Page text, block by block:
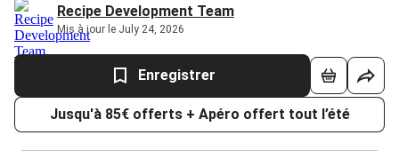
Recipe Development Team
Mis à jour le July 24, 2026
Enregistrer
Jusqu'à 85€ offerts + Apéro offert tout l’été